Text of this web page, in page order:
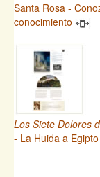
Santa Rosa -
conocimiento
Los Siete Dolores
- La Huida a Egipto